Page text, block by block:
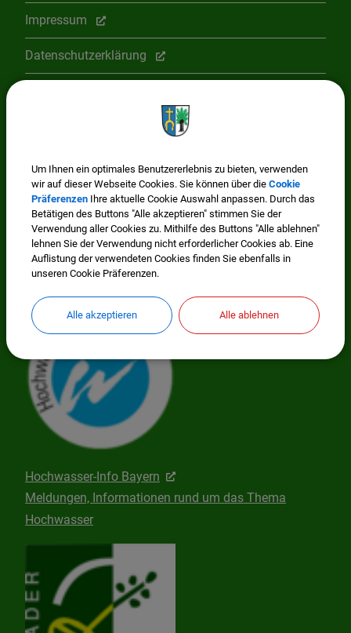
Impressum
Datenschutzerklärung
Mitglied im Regionalwerk Chiemgau-Rupertiwinkel
Hochwasser-Info Bayern
Meldungen, Informationen rund um das Thema
Hochwasser
Um Ihnen ein optimales Benutzererlebnis zu bieten, verwenden
wir auf dieser Webseite Cookies. Sie können über die Cookie
Präferenzen Ihre aktuelle Cookie Auswahl anpassen. Durch das
Betätigen des Buttons "Alle akzeptieren" stimmen Sie der
Verwendung aller Cookies zu. Mithilfe des Buttons "Alle ablehnen"
lehnen Sie der Verwendung nicht erforderlicher Cookies ab. Eine
Auflistung der verwendeten Cookies finden Sie ebenfalls in
unseren Cookie Präferenzen.
Alle akzeptieren Alle ablehnen